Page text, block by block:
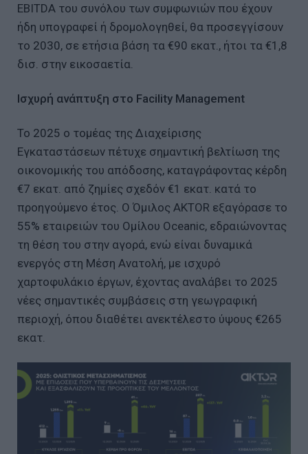
EBITDA του συνόλου των συμφωνιών που έχουν
ήδη υπογραφεί ή δρομολογηθεί, θα προσεγγίσουν
το 2030, σε ετήσια βάση τα €90 εκατ., ήτοι τα €1,8
δισ. στην εικοσαετία.
Ισχυρή ανάπτυξη στο Facility Management
Το 2025 ο τομέας της Διαχείρισης
Εγκαταστάσεων πέτυχε σημαντική βελτίωση της
οικονομικής του απόδοσης, καταγράφοντας κέρδη
€7 εκατ. από ζημίες σχεδόν €1 εκατ. κατά το
προηγούμενο έτος. Ο Όμιλος AKTOR εξαγόρασε το
55% εταιρειών του Ομίλου Oceanic, εδραιώνοντας
τη θέση του στην αγορά, ενώ είναι δυναμικά
ενεργός στη Μέση Ανατολή, με ισχυρό
χαρτοφυλάκιο έργων, έχοντας αναλάβει το 2025
νέες σημαντικές συμβάσεις στη γεωγραφική
περιοχή, όπου διαθέτει ανεκτέλεστο ύψους €265
εκατ.